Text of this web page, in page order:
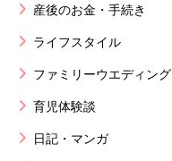
産後のお金・手続き
ライフスタイル
ファミリーウエディング
育児体験談
日記・マンガ